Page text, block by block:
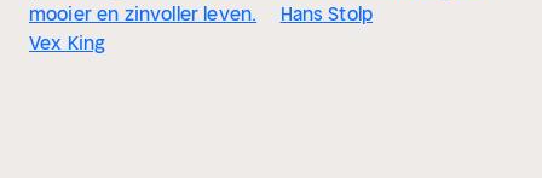
mooier en zinvoller leven.
Vex King
Hans Stolp